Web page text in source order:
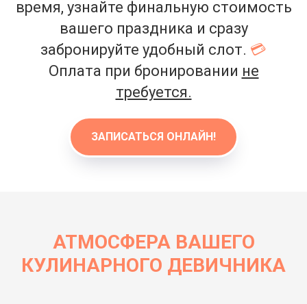
время, узнайте финальную стоимость
вашего праздника и сразу
забронируйте удобный слот. 💳
Оплата при бронировании не
требуется.
ЗАПИСАТЬСЯ ОНЛАЙН!
АТМОСФЕРА ВАШЕГО
КУЛИНАРНОГО ДЕВИЧНИКА